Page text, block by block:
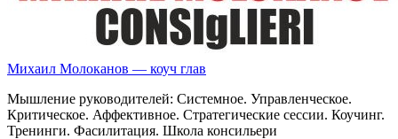
Михаил Молоканов — коуч глав
Мышление руководителей: Системное. Управленческое.
Критическое. Аффективное. Стратегические сессии. Коучинг.
Тренинги. Фасилитация. Школа консильери